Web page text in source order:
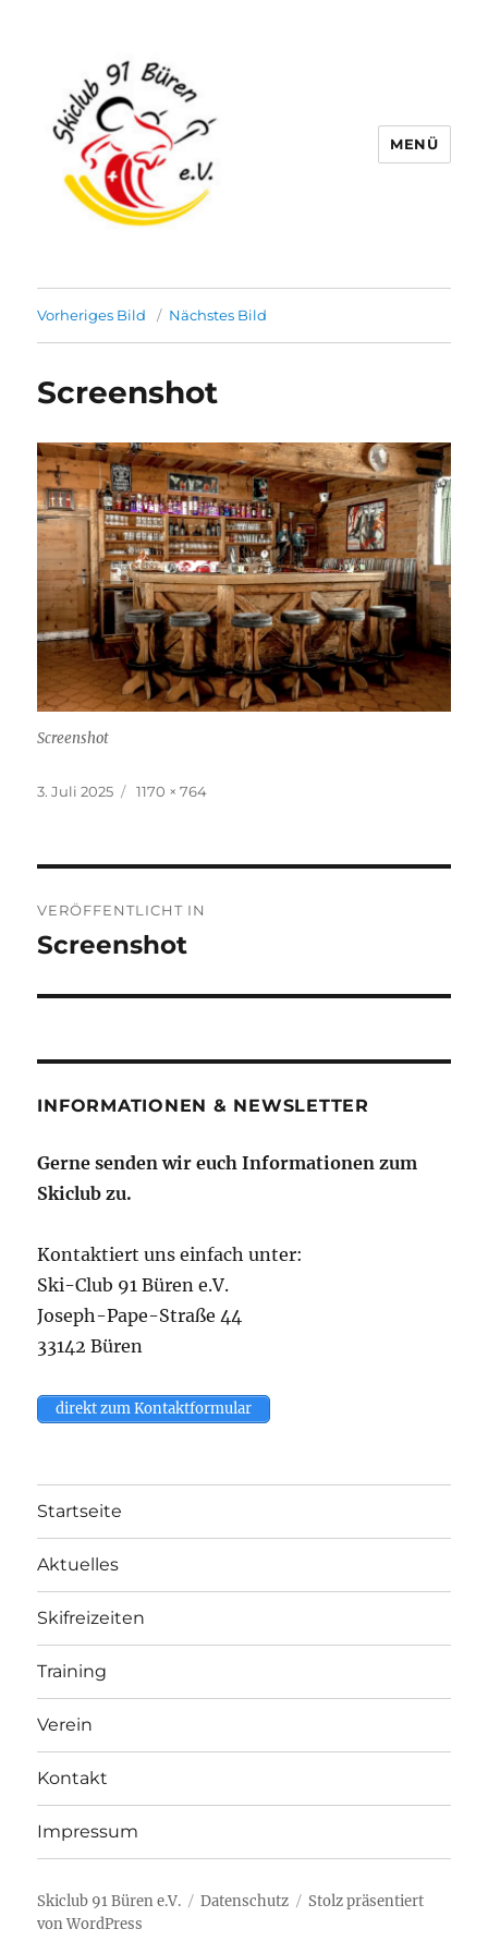
MENÜ
Vorheriges Bild Nächstes Bild
Screenshot
Screenshot
Veröffentlicht
3. Juli 2025 Originalgröße
1170 × 764
VERÖFFENTLICHT IN
Screenshot
INFORMATIONEN & NEWSLETTER
Gerne senden wir euch Informationen zum
Skiclub zu.
Kontaktiert uns einfach unter:
Ski-Club 91 Büren e.V.
Joseph-Pape-Straße 44
33142 Büren
direkt zum Kontaktformular
Startseite
Aktuelles
Skifreizeiten
Training
Verein
Kontakt
Impressum
Skiclub 91 Büren e.V. Datenschutz
Stolz präsentiert
von WordPress